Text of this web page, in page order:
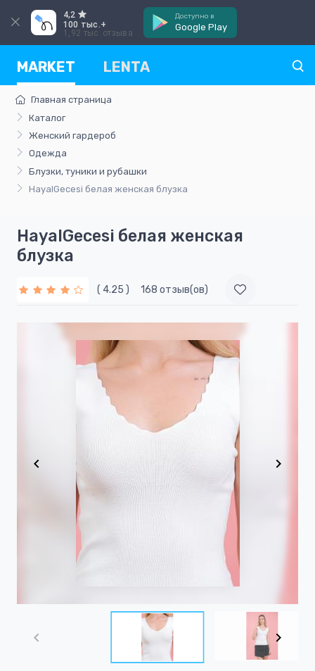
4,2
100 тыс.+
1,92 тыс. отзыва
Доступно в
Google Play
MARKET LENTA
Главная страница
Каталог
Женский гардероб
Одежда
Блузки, туники и рубашки
HayalGecesi белая женская блузка
HayalGecesi белая женская
блузка
( 4.25 ) 168 отзыв(ов)